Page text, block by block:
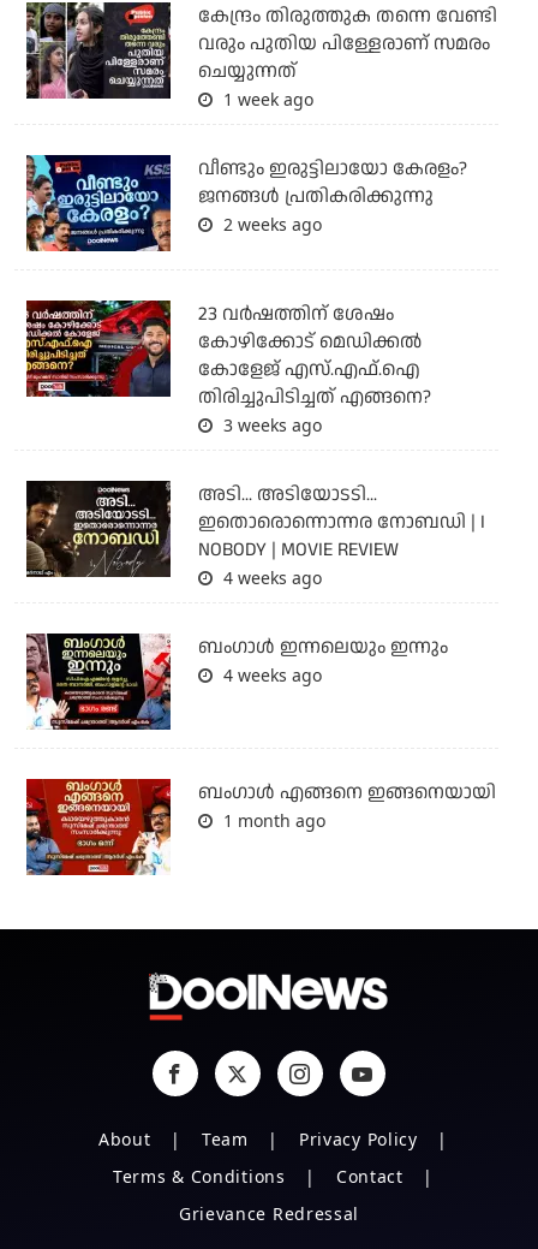
കേന്ദ്രം തിരുത്തുക തന്നെ വേണ്ടി
വരും പുതിയ പിള്ളേരാണ് സമരം
ചെയ്യുന്നത്
1 week ago
വീണ്ടും ഇരുട്ടിലായോ കേരളം?
ജനങ്ങൾ പ്രതികരിക്കുന്നു
2 weeks ago
23 വർഷത്തിന് ശേഷം
കോഴിക്കോട് മെഡിക്കൽ
കോളേജ് എസ്.എഫ്.ഐ
തിരിച്ചുപിടിച്ചത് എങ്ങനെ?
3 weeks ago
അടി... അടിയോടടി...
ഇതൊരൊന്നൊന്നര നോബഡി | I
NOBODY | MOVIE REVIEW
4 weeks ago
ബംഗാള്‍ ഇന്നലെയും ഇന്നും
4 weeks ago
ബം​ഗാൾ എങ്ങനെ ഇങ്ങനെയായി
1 month ago
About Team
Privacy Policy
Terms & Conditions
Contact
Grievance Redressal